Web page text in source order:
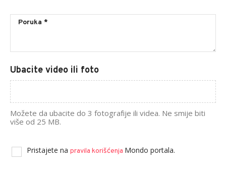
Ubacite video ili foto
Možete da ubacite do 3 fotografije ili videa. Ne smije biti
više od 25 MB.
Pristajete na pravila korišćenja Mondo portala.